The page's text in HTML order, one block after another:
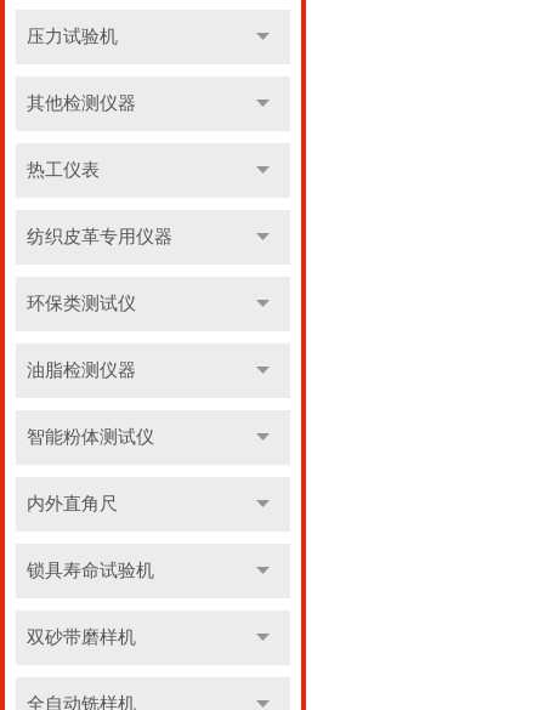
压力试验机
其他检测仪器
热工仪表
纺织皮革专用仪器
环保类测试仪
油脂检测仪器
智能粉体测试仪
内外直角尺
锁具寿命试验机
双砂带磨样机
全自动铣样机